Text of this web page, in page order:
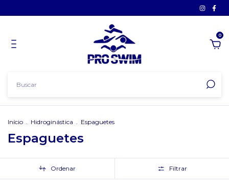
0
Início . Hidroginástica . Espaguetes
Espaguetes
Ordenar Filtrar